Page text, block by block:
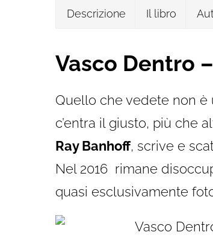
Descrizione Il libro
Vasco Dentro
Quello che vedete non è
c’entra il giusto, più che
Ray Banhoff, scrive e
Nel 2016 rimane
quasi esclusivamente